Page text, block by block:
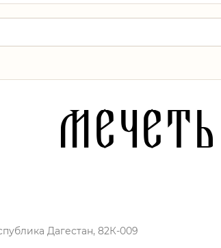
Мечеть
Дагестан, 82К-009